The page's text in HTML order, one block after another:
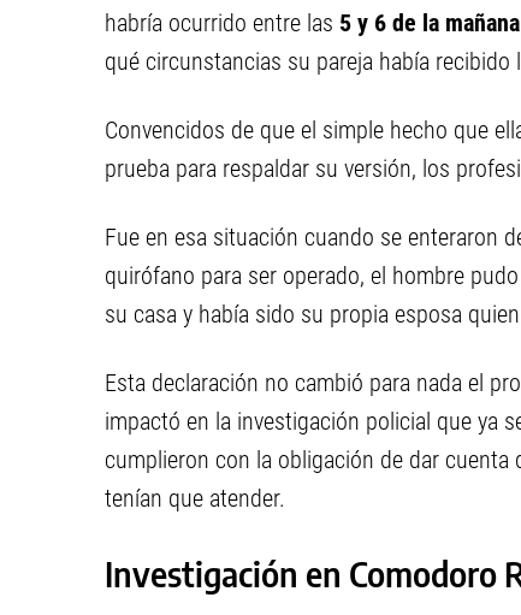
habría ocurrido entre las 5 y 6 de la
qué circunstancias su pareja había recibido
Convencidos de que el simple hecho que
prueba para respaldar su versión, los
Fue en esa situación cuando se enteraron
quirófano para ser operado, el hombre
su casa y había sido su propia esposa
Esta declaración no cambió para nada el
impactó en la investigación policial que ya
cumplieron con la obligación de dar
tenían que atender.
Investigación en Comodoro